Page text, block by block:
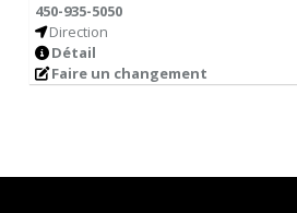
450-935-5050
Direction
Détail
Faire un changement